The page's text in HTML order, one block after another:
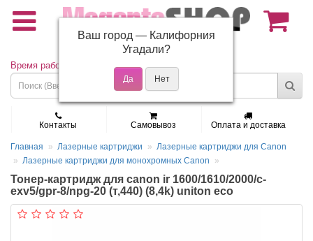
(495) 150-01-37
Время работы: Пн - Пт 9:30 - 19:00
Контакты Самовывоз Оплата и доставка
Главная Лазерные картриджи
Лазерные картриджи для Canon
Лазерные картриджи для монохромных Canon
Тонер-картридж для canon ir 1600/1610/2000/c-
exv5/gpr-8/npg-20 (т,440) (8,4k) uniton eco
Ваш город — Калифорния
Угадали?